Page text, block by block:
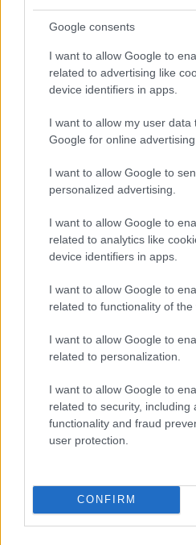
Google consents
I want to allow Google to
related to advertising like
device identifiers in apps.
I want to allow my user data
Google for online
I want to allow Google to
personalized advertising.
I want to allow Google to
related to analytics like
device identifiers in apps.
I want to allow Google to
related to functionality of the
I want to allow Google to
related to personalization.
I want to allow Google to
related to security, including
functionality and fraud
user protection.
CONFIRM
Aguacate en la cocina: 10
MÁS LEÍDOS
Cómo hacer sushi de oreo:
Dominar las bases de los
Día mundial de la tarta de
curiosidades
Cómo preparar arroz con
proporciones perfectas y
Emulsiones perfectas y